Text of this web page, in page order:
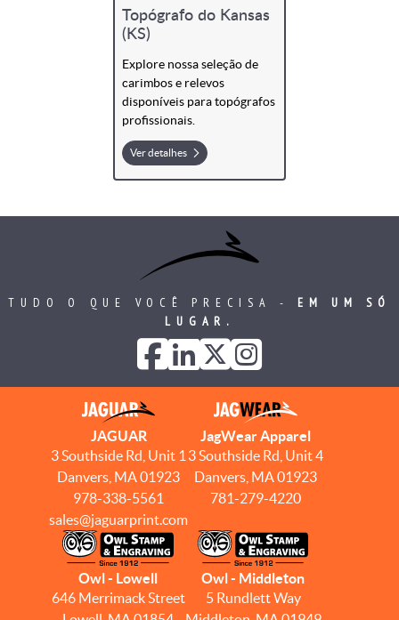
Topógrafo do Kansas
(KS)
Explore nossa seleção de
carimbos e relevos
disponíveis para topógrafos
profissionais.
Ver detalhes
TUDO O QUE VOCÊ PRECISA - EM UM SÓ
LUGAR.
JAGUAR
3 Southside Rd, Unit 1
Danvers, MA 01923
978-338-5561
sales@jaguarprint.com
JagWear Apparel
3 Southside Rd, Unit 4
Danvers, MA 01923
781-279-4220
Owl - Lowell
646 Merrimack Street
Owl - Middleton
5 Rundlett Way